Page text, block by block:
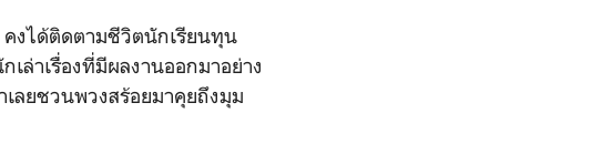
คงได้ติดตามชีวิตนักเรียนทุน
ล่าเรื่องที่มีผลงานออกมาอย่าง
ลยชวนพวงสร้อยมาคุยถึงมุม